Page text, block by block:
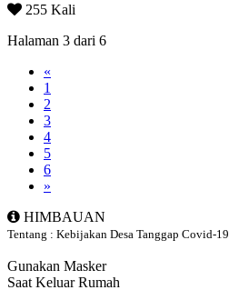
255 Kali
Halaman 3 dari 6
«
1
2
3
4
5
6
»
HIMBAUAN
Tentang : Kebijakan Desa Tanggap Covid-19
Gunakan Masker
Saat Keluar Rumah